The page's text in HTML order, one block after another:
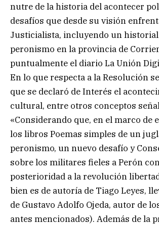
nutre de la historia del acontecer
desafíos que desde su visión
Justicialista, incluyendo un
peronismo en la provincia de
puntualmente el diario La Unión
En lo que respecta a la Resolución
que se declaró de Interés el
cultural, entre otros conceptos
«Considerando que, en el marco de
los libros Poemas simples de un
peronismo, un nuevo desafío y
sobre los militares fieles a Perón
posterioridad a la revolución
bien es de autoría de Tiago Leyes,
de Gustavo Adolfo Ojeda, autor de
antes mencionados). Además de la